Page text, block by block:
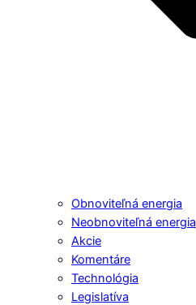
Obnoviteľná energia
Neobnoviteľná energia
Akcie
Komentáre
Technológia
Legislatíva